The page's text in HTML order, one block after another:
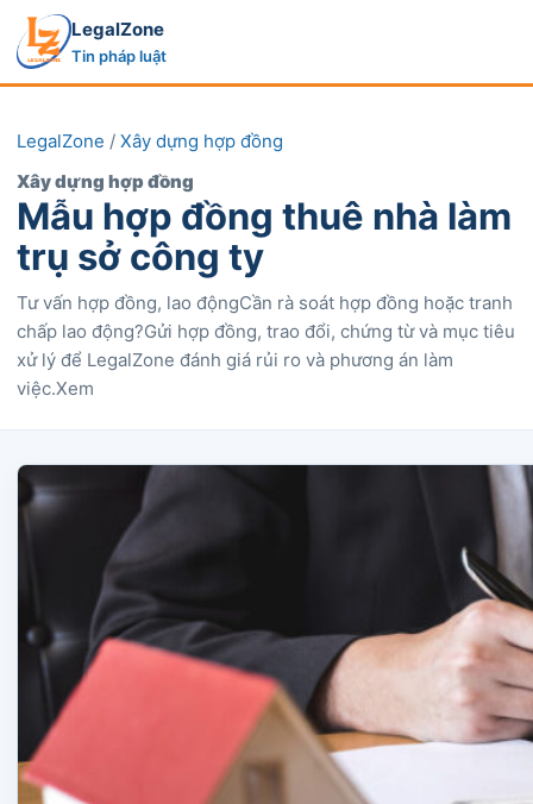
LegalZone
Tin pháp luật
LegalZone / Xây dựng hợp đồng
Xây dựng hợp đồng
Mẫu hợp đồng thuê nhà làm
trụ sở công ty
Tư vấn hợp đồng, lao độngCần rà soát hợp đồng hoặc tranh
chấp lao động?Gửi hợp đồng, trao đổi, chứng từ và mục tiêu
xử lý để LegalZone đánh giá rủi ro và phương án làm
việc.Xem